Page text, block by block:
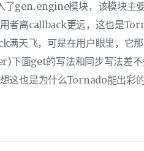
了gen.engine模块，该模块主
者离callback更远，这也是
满天飞，可是在用户眼里，它
面get的写法和同步写法差不
这也是为什么Tornado能出彩